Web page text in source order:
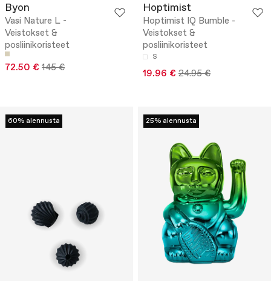
Byon
Vasi Nature L -
Veistokset &
posliinikoristeet
72.50 € 145 €
Hoptimist
Hoptimist IQ Bumble -
Veistokset &
posliinikoristeet
S
19.96 € 24.95 €
60% alennusta 25% alennusta